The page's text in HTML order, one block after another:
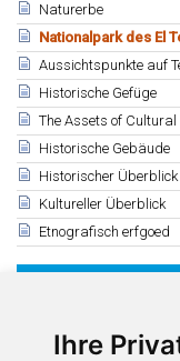
Ihre
Naturerbe
Nationalpark des El
Aussichtspunkte auf
Historische Gefüge
The Assets of Cultural
Historische Gebäude
Historischer Überblick
Kultureller Überblick
Etnografisch erfgoed
Diplom der UNESCO